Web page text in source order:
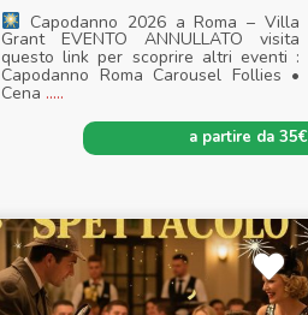
Capodanno 2026 a Roma – Villa
Grant EVENTO ANNULLATO visita
questo link per scoprire altri eventi :
Capodanno Roma Carousel Follies •
Cena .....
a partire da 35€